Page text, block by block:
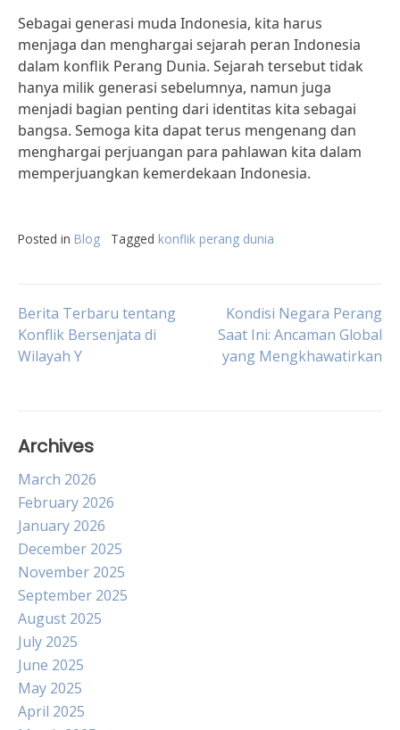
Sebagai generasi muda Indonesia, kita harus
menjaga dan menghargai sejarah peran Indonesia
dalam konflik Perang Dunia. Sejarah tersebut tidak
hanya milik generasi sebelumnya, namun juga
menjadi bagian penting dari identitas kita sebagai
bangsa. Semoga kita dapat terus mengenang dan
menghargai perjuangan para pahlawan kita dalam
memperjuangkan kemerdekaan Indonesia.
Posted in Blog Tagged konflik perang dunia
Post
navigation
Berita Terbaru tentang
Konflik Bersenjata di
Wilayah Y
Kondisi Negara Perang
Saat Ini: Ancaman Global
yang Mengkhawatirkan
Archives
March 2026
February 2026
January 2026
December 2025
November 2025
September 2025
August 2025
July 2025
June 2025
May 2025
April 2025